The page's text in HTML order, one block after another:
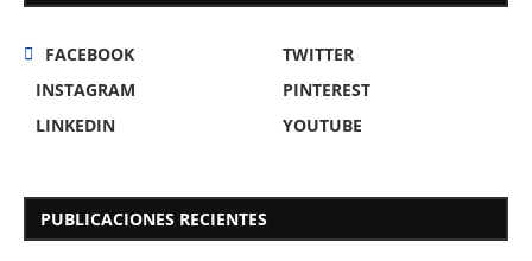
FACEBOOK
TWITTER
INSTAGRAM
PINTEREST
LINKEDIN
YOUTUBE
PUBLICACIONES RECIENTES